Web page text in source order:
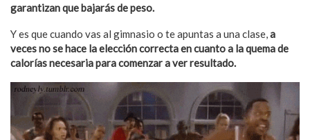
garantizan que bajarás de peso.
Y es que cuando vas al gimnasio o te apuntas a una clase,a
veces no se hace la elección correcta en cuanto a la quema de
calorías necesaria para comenzar a ver resultado.